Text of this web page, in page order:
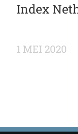
Index
1 MEI 2020